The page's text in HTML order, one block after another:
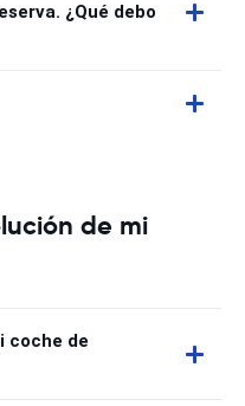
¿Qué debo
de mi
coche de